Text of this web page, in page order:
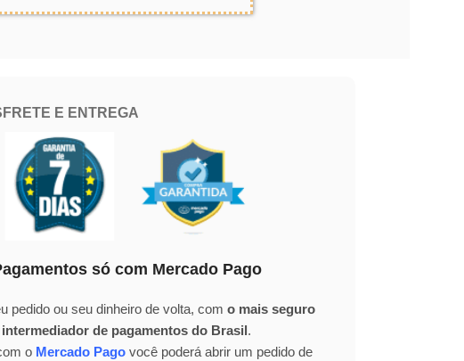
FRETE E ENTREGA
só com Mercado Pago
pedido ou seu dinheiro de volta, como mais seguro
intermediador de pagamentos do Brasil.
o Mercado Pago você poderá abrir um pedido de